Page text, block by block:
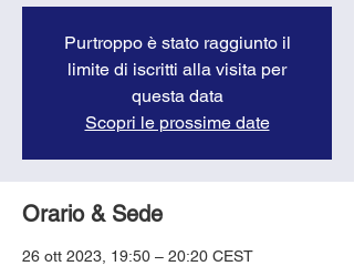
Purtroppo è stato raggiunto il
limite di iscritti alla visita per
questa data
Scopri le prossime date
Orario & Sede
26 ott 2023, 19:50 – 20:20 CEST